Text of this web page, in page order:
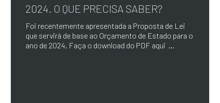
2024. O QUE PRECISA SABER?
Foi recentemente apresentada a Proposta de Lei
que servirá de base ao Orçamento de Estado para o
ano de 2024. Faça o download do PDF aqui ...